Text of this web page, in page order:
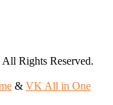
Rights Reserved.
& VK All in One